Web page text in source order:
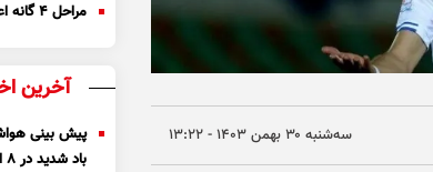
سه‌شنبه ۳۰ بهمن ۱۴۰۳ - ۱۳:۲۲
مراحل ۴ گانه اعتراض دانشجویان به احکام انضباطی
آخرین
پیش بینی
باد شدید در ۸ استان